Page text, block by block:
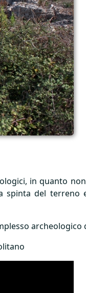
in quanto
spinta del terreno
archeologico